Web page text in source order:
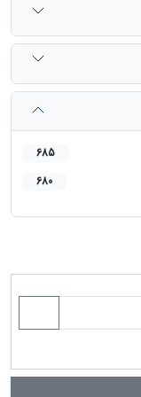
685
680